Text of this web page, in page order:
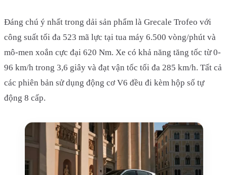
Đáng chú ý nhất trong dải sản phẩm là Grecale Trofeo với
công suất tối đa 523 mã lực tại tua máy 6.500 vòng/phút và
mô-men xoắn cực đại 620 Nm. Xe có khả năng tăng tốc từ 0-
96 km/h trong 3,6 giây và đạt vận tốc tối đa 285 km/h. Tất cả
các phiên bản sử dụng động cơ V6 đều đi kèm hộp số tự
động 8 cấp.